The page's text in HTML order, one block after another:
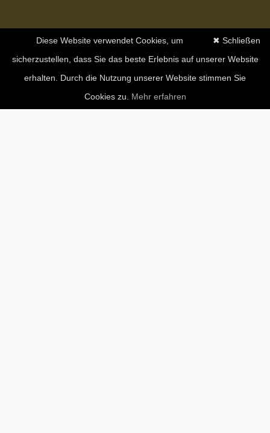
✖ Schließen
Diese Website verwendet Cookies, um
sicherzustellen, dass Sie das beste Erlebnis auf unserer Website
erhalten. Durch die Nutzung unserer Website stimmen Sie
Cookies zu. Mehr erfahren